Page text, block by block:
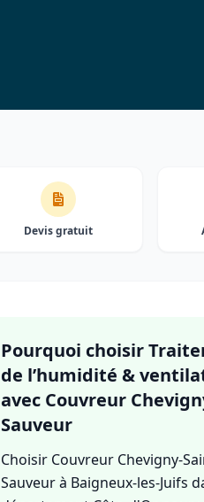
Devis gratuit
Pourquoi choisir
de l’humidité &
avec Couvreur
Sauveur
Choisir Couvreur Chevigny-
Sauveur à Baigneux-les-Juifs